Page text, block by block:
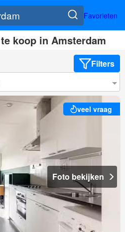
Favorieten
koop in Amsterdam
Filters
veel vraag
Foto bekijken